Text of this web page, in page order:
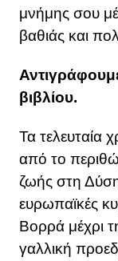
μνήμης σου
βαθιάς και
βιβλίου.
Τα τελευταία
από το
ζωής στη
ευρωπαϊκές
Βορρά μέχρι
γαλλική